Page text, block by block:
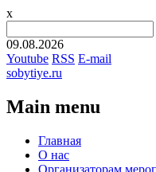
x
09.08.2026
Youtube RSS E-mail
sobytiye.ru
Main menu
Skip
content
Главная
О нас
Организаторам